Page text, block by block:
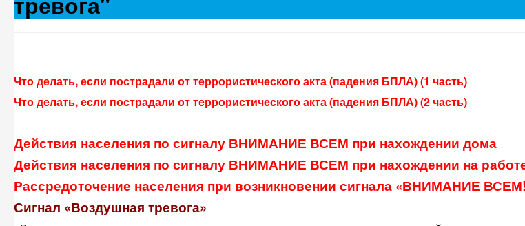
Что делать, если пострадали от террористического акта (падения БПЛА) (1 часть)
Что делать, если пострадали от террористического акта (падения БПЛА) (2 часть)
Действия населения по сигналу ВНИМАНИЕ ВСЕМ при нахождении дома
Действия населения по сигналу ВНИМАНИЕ ВСЕМ при нахождении на
Рассредоточение населения при возникновении сигнала «ВНИМАНИЕ
Сигнал «Воздушная тревога»